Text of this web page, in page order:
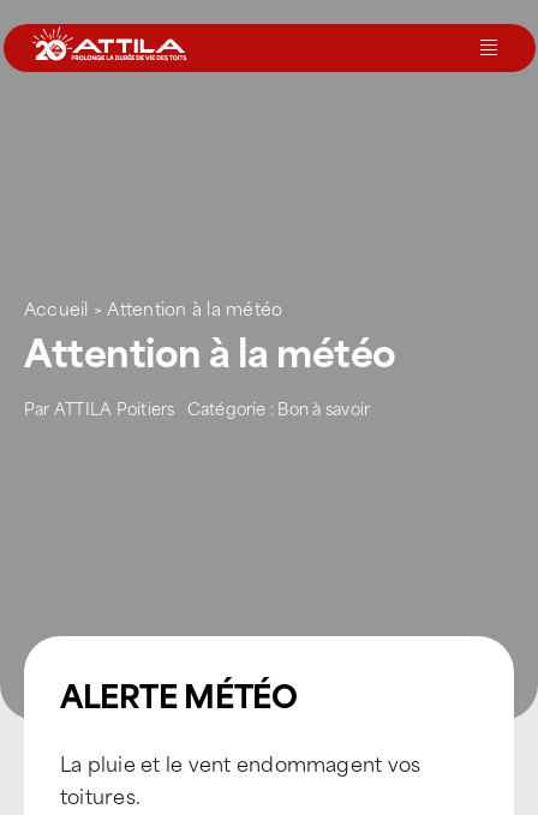
au
contenu
Votre toit
Accueil >Attention à la météo
Attention à la météo
ParATTILA Poitiers Catégorie : Bon à savoir
ALERTE MÉTÉO
La pluie et le vent endommagent vos
toitures.